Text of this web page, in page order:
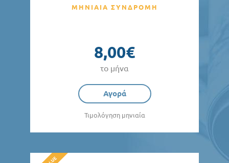
ΜΗΝΙΑΙΑ ΣΥΝΔΡΟΜΗ
8,00€
το μήνα
Αγορά
Τιμολόγηση μηνιαία